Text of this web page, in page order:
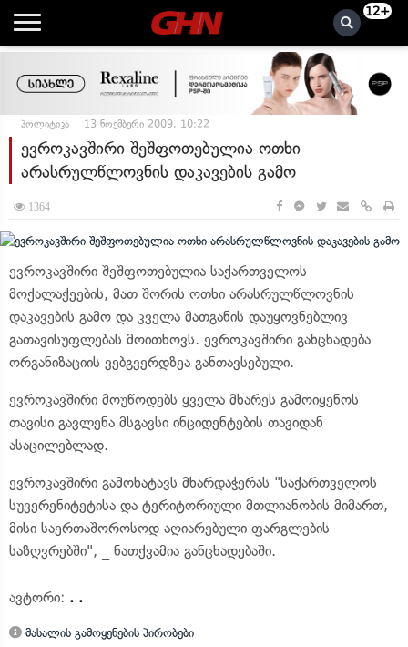
12+
პოლიტიკა 13 ნოემბერი 2009, 10:22
ევროკავშირი შეშფოთებულია ოთხი
არასრულწლოვნის დაკავების გამო
1364
ევროკავშირი შეშფოთებულია საქართველოს
მოქალაქეების, მათ შორის ოთხი არასრულწლოვნის
დაკავების გამო და კველა მათგანის დაუყოვნებლივ
გათავისუფლებას მოითხოვს. ევროკავშირი განცხადება
ორგანიზაციის ვებგვერდზეა განთავსებული.
ევროკავშირი მოუწოდებს ყველა მხარეს გამოიყენოს
თავისი გავლენა მსგავსი ინციდენტების თავიდან
ასაცილებლად.
ევროკავშირი გამოხატავს მხარდაჭერას "საქართველოს
სუვერენიტეტისა და ტერიტორიული მთლიანობის მიმართ,
მისი საერთაშოროსოდ აღიარებული ფარგლების
საზღვრებში", _ ნათქვამია განცხადებაში.
ავტორი: . .
მასალის გამოყენების პირობები